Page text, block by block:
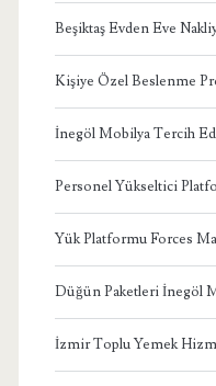
Beşiktaş Evden Eve
Kişiye Özel Beslenme
İnegöl Mobilya Tercih
Personel Yükseltici
Yük Platformu Forces
Düğün Paketleri İnegöl
İzmir Toplu Yemek